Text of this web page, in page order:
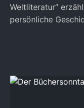
Weltliteratur”
persönliche